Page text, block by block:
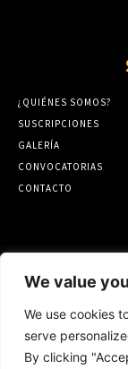
We value
We use cookies
serve
By clicking
¿QUIÉNES SOMOS?
SUSCRIPCIONES
GALERÍA
CONVOCATORIAS
CONTACTO